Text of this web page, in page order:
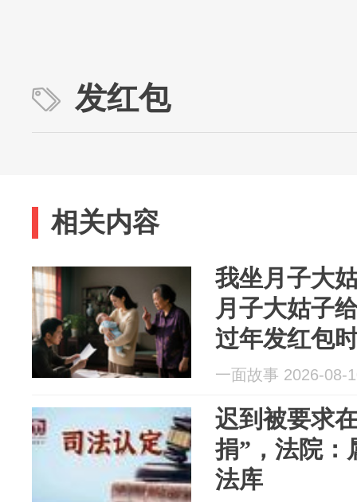
发红包
相关内容
我坐月子大
月子大姑子
过年发红包
一面故事 2026-08-
迟到被要求
捐”，法院：
法库